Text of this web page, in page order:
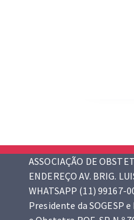
ASSOCIAÇÃO DE
ENDEREÇO AV. BRIG.
WHATSAPP (11) 99167-
Presidente da SOGESP